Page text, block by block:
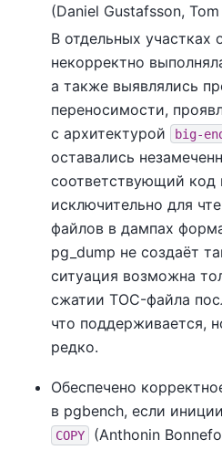
(Daniel Gustafsson, Tom
В отдельных участках
некорректно
а также выявлялись
переносимости,
с архитектурой
big-
оставались
соответствующий код
исключительно для
файлов в дампах
pg_dump не создаёт
ситуация возможна
сжатии TOC-файла
что поддерживается,
редко.
Обеспечено
в pgbench, если
COPY (Anthonin